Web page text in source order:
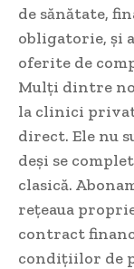
de sănătate,
obligatorie, și
oferite de
Mulți dintre
la clinici
direct. Ele nu
deși se
clasică.
rețeaua
contract
condițiilor de